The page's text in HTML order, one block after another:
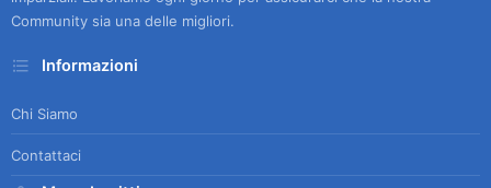
Community sia una delle migliori.
Informazioni
Chi Siamo
Contattaci